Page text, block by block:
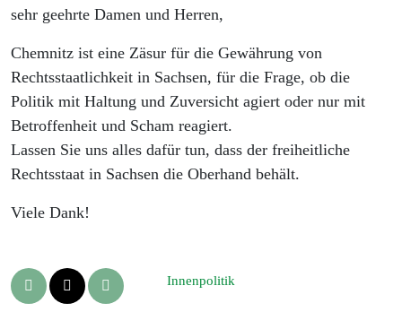
sehr geehrte Damen und Herren,
Chemnitz ist eine Zäsur für die Gewährung von
Rechtsstaatlichkeit in Sachsen, für die Frage, ob die
Politik mit Haltung und Zuversicht agiert oder nur mit
Betroffenheit und Scham reagiert.
Lassen Sie uns alles dafür tun, dass der freiheitliche
Rechtsstaat in Sachsen die Oberhand behält.
Viele Dank!
Innenpolitik